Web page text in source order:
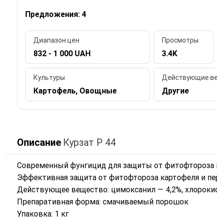
Предложения: 4
Диапазон цен
832 - 1 000 UAH
Просмотры
3.4K
Культуры
Картофель, Овощные
Действующие
Другие
Описание Курзат Р 44
Современный фунгицид для защиты от фитофтороза
Эффективная защита от фитофтороза картофеля и
Действующее вещество: цимоксанил — 4,2%,
Препаративная форма: смачиваемый порошок
Упаковка: 1 кг